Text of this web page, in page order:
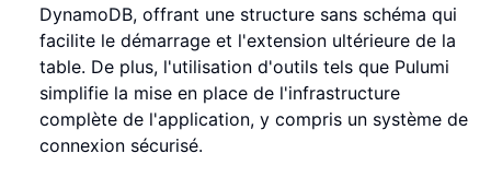
DynamoDB, offrant une structure sans schéma qui
facilite le démarrage et l'extension ultérieure de la
table. De plus, l'utilisation d'outils tels que Pulumi
simplifie la mise en place de l'infrastructure
complète de l'application, y compris un système de
connexion sécurisé.